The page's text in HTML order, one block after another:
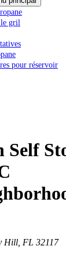
le gril
pour réservoir
Self
Hill, FL 32117